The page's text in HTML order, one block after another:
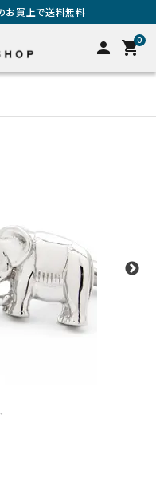
買上で送料無料
person 0
shopping_cart